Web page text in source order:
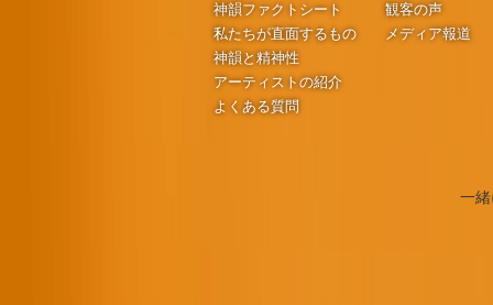
神韻ファクトシート
私たちが直面するもの
神韻と精神性
アーティストの紹介
よくある質問
観客の声
メディア報道
一